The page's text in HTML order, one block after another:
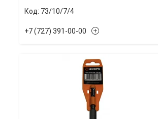
73/10/7/4
+7 (727) 391-00-00